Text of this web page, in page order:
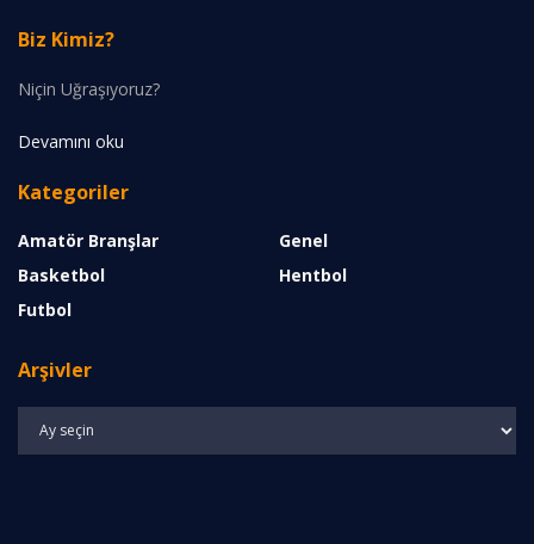
Biz Kimiz?
Niçin Uğraşıyoruz?
Devamını oku
Kategoriler
Amatör Branşlar
Basketbol
Futbol
Genel
Hentbol
Arşivler